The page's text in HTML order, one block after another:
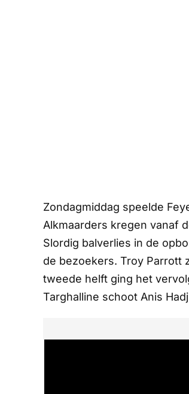
Zondagmiddag speelde
Alkmaarders kregen vanaf
Slordig balverlies in de
de bezoekers. Troy Parrott
tweede helft ging het
Targhalline schoot Anis